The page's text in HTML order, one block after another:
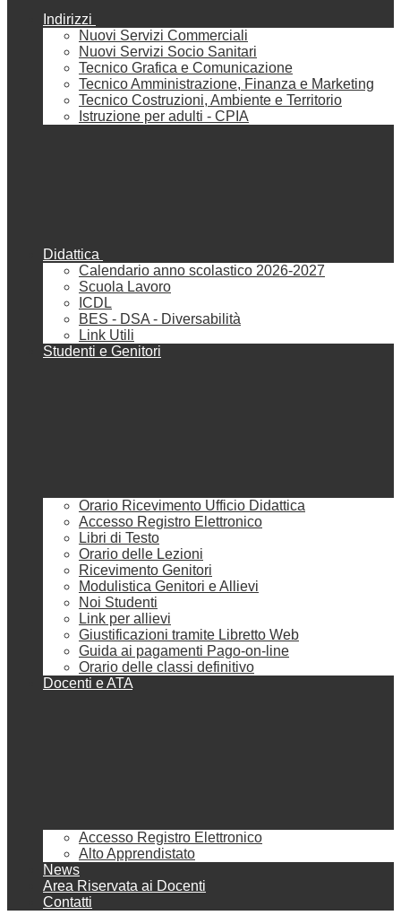
Indirizzi
Nuovi Servizi Commerciali
Nuovi Servizi Socio Sanitari
Tecnico Grafica e Comunicazione
Tecnico Amministrazione, Finanza e Marketing
Tecnico Costruzioni, Ambiente e Territorio
Istruzione per adulti - CPIA
Didattica
Calendario anno scolastico 2026-2027
Scuola Lavoro
ICDL
BES - DSA - Diversabilità
Link Utili
Studenti e Genitori
Orario Ricevimento Ufficio Didattica
Accesso Registro Elettronico
Libri di Testo
Orario delle Lezioni
Ricevimento Genitori
Modulistica Genitori e Allievi
Noi Studenti
Link per allievi
Giustificazioni tramite Libretto Web
Guida ai pagamenti Pago-on-line
Orario delle classi definitivo
Docenti e ATA
Accesso Registro Elettronico
Alto Apprendistato
News
Area Riservata ai Docenti
Contatti